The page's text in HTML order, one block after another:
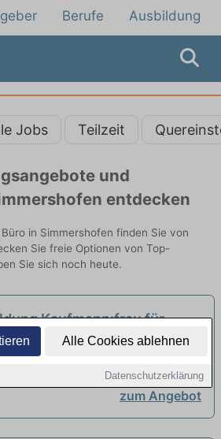
Alle Cookies ablehnen
Datenschutzerklärung
Berufe Ausbildung
Jobs Teilzeit
und
entdecken
in Simmershofen finden Sie von
Sie freie Optionen von Top-
Sie sich noch heute.
Kaufmann:frau für
(m/w/d) ab 2027
AG | Würzburg
zum Angebot